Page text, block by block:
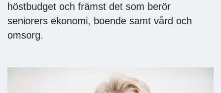
höstbudget och främst det som berör
seniorers ekonomi, boende samt vård och
omsorg.